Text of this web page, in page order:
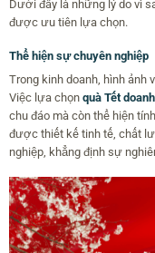
Dưới đây là những lý do vì
được ưu tiên lựa chọn.
Thể hiện sự chuyên nghiệp
Trong kinh doanh, hình ảnh
Việc lựa chọn quà Tết
chu đáo mà còn thể hiện
được thiết kế tinh tế, chất
nghiệp, khẳng định sự